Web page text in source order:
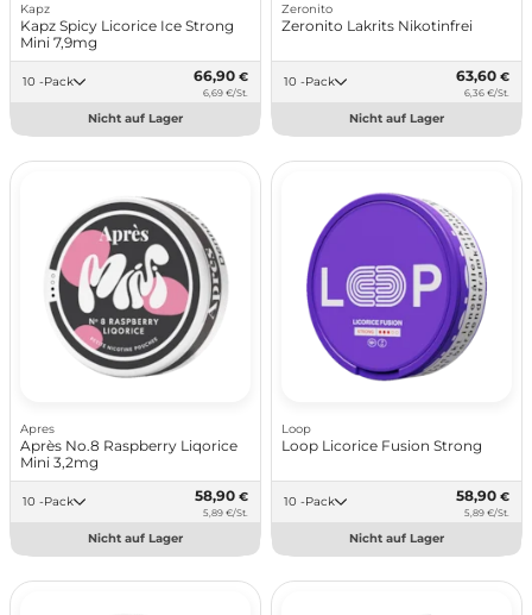
Kapz
Kapz Spicy Licorice Ice Strong
Mini 7,9mg
10 -Pack 66,90 €
6,69 €/St.
Nicht auf Lager
Zeronito
Zeronito Lakrits Nikotinfrei
10 -Pack 63,60 €
6,36 €/St.
Nicht auf Lager
Apres
Après No.8 Raspberry Liqorice
Mini 3,2mg
10 -Pack 58,90 €
5,89 €/St.
Nicht auf Lager
Loop
Loop Licorice Fusion Strong
10 -Pack 58,90 €
5,89 €/St.
Nicht auf Lager